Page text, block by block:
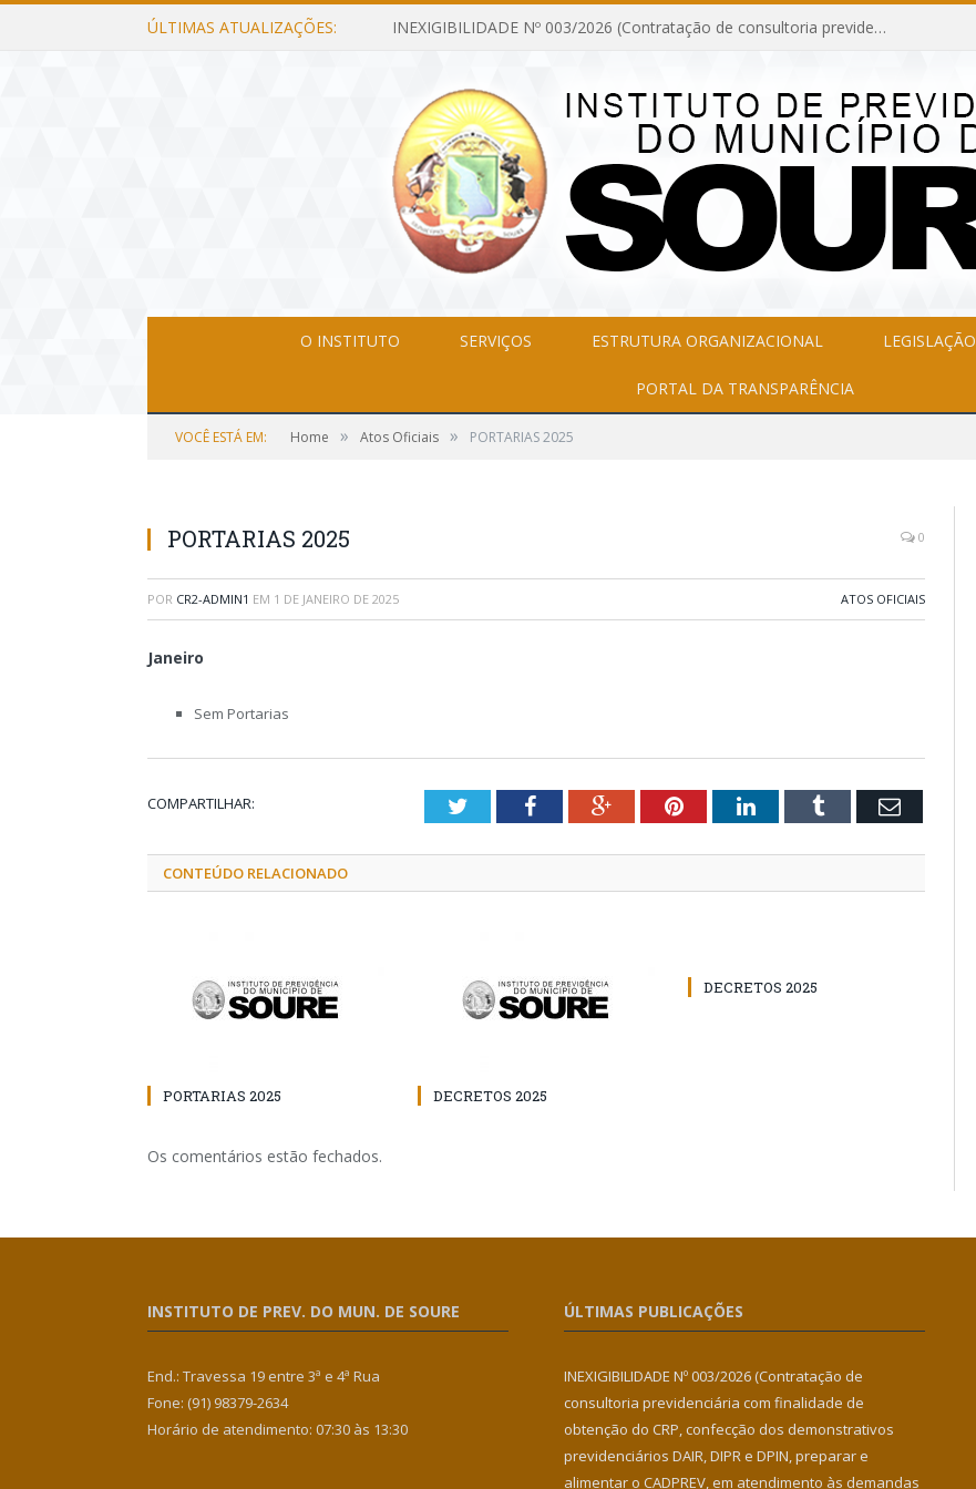
ÚLTIMAS ATUALIZAÇÕES: INEXIGIBILIDADE Nº 003/2026 (Contratação de consultoria previdenciária com finalidade de obtenção do CRP, confecção dos demonstrativos previdenciários DAIR, DIPR e DPIN, preparar e alimentar o CADPREV, em atendimento às demandas do Instituto de Previdência dos Servidores do Município de Soure – IPSMS, por um período de 10 (dez) meses)
O INSTITUTO SERVIÇOS ESTRUTURA ORGANIZACIONAL LEGISLAÇÃO
PORTAL DA TRANSPARÊNCIA
VOCÊ ESTÁ EM: Home » Atos Oficiais » PORTARIAS 2025
PORTARIAS 2025 0
POR CR2-ADMIN1 EM 1 DE JANEIRO DE 2025 ATOS OFICIAIS
Janeiro
Sem Portarias
COMPARTILHAR: TwitterFacebookGoogle+PinterestLinkedInTumblr Email
CONTEÚDO RELACIONADO
PORTARIAS 2025 DECRETOS 2025
DECRETOS 2025
Os comentários estão fechados.
INSTITUTO DE PREV. DO MUN. DE SOURE
End.: Travessa 19 entre 3ª e 4ª Rua
Fone: (91) 98379-2634
Horário de atendimento: 07:30 às 13:30
ÚLTIMAS PUBLICAÇÕES
INEXIGIBILIDADE Nº 003/2026 (Contratação de
consultoria previdenciária com finalidade de
obtenção do CRP, confecção dos demonstrativos
previdenciários DAIR, DIPR e DPIN, preparar e
alimentar o CADPREV, em atendimento às demandas